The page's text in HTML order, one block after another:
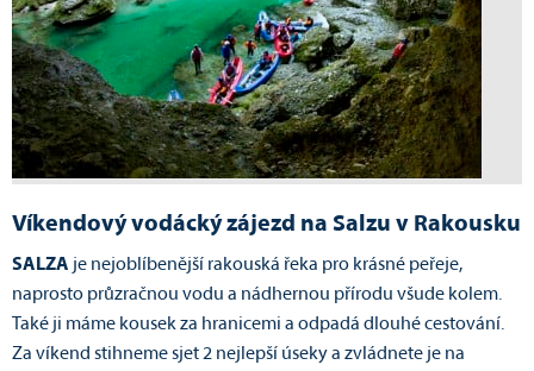
Víkendový vodácký zájezd na Salzu v Rakousku
SALZA je nejoblíbenější rakouská řeka pro krásné peřeje,
naprosto průzračnou vodu a nádhernou přírodu všude kolem.
Také ji máme kousek za hranicemi a odpadá dlouhé cestování.
Za víkend stihneme sjet 2 nejlepší úseky a zvládnete je na